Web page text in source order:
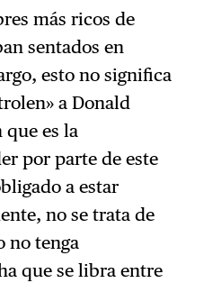
más ricos de
sentados en
esto no significa
a Donald
es la
por parte de este
a estar
no se trata de
no tenga
que se libra entre